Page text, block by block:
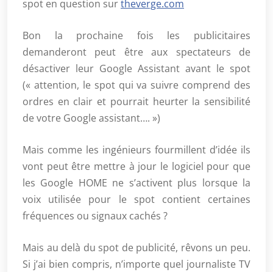
spot en question surtheverge.com
Bon la prochaine fois les publicitaires
demanderont peut être aux spectateurs de
désactiver leur Google Assistant avant le spot
(« attention, le spot qui va suivre comprend des
ordres en clair et pourrait heurter la sensibilité
de votre Google assistant…. »)
Mais comme les ingénieurs fourmillent d’idée ils
vont peut être mettre à jour le logiciel pour que
les Google HOME ne s’activent plus lorsque la
voix utilisée pour le spot contient certaines
fréquences ou signaux cachés ?
Mais au delà du spot de publicité, rêvons un peu.
Si j’ai bien compris, n’importe quel journaliste TV